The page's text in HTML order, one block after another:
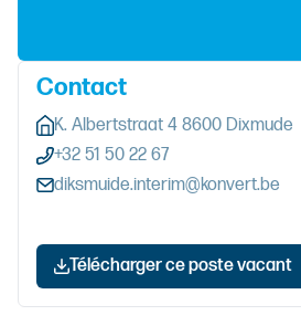
Contact
K. Albertstraat 4 8600 Dixmude
+32 51 50 22 67
diksmuide.interim@konvert.be
Télécharger ce poste vacant